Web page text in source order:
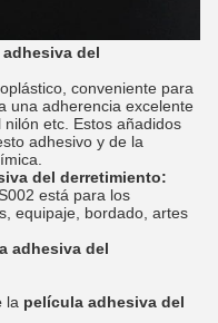
del
conveniente para
una adherencia excelente
etc. Estos añadidos
adhesivo y de la
del derretimiento:
está para los
equipaje, bordado, artes
adhesiva del
la película adhesiva del